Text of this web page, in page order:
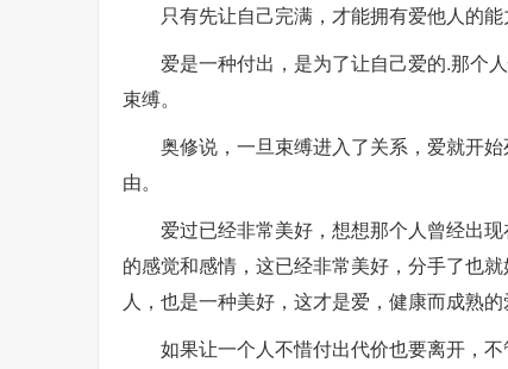
只有先让自己完满，才能拥有爱他人的能
爱是一种付出，是为了让自己爱的.那个
束缚。
奥修说，一旦束缚进入了关系，爱就开
由。
爱过已经非常美好，想想那个人曾经出
的感觉和感情，这已经非常美好，分手了也
人，也是一种美好，这才是爱，健康而成熟的
如果让一个人不惜付出代价也要离开，